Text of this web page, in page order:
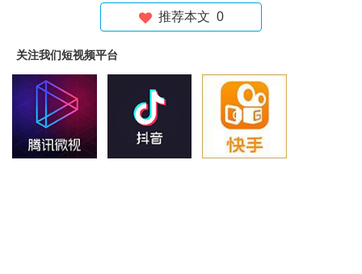
推荐本文 0
关注我们短视频平台